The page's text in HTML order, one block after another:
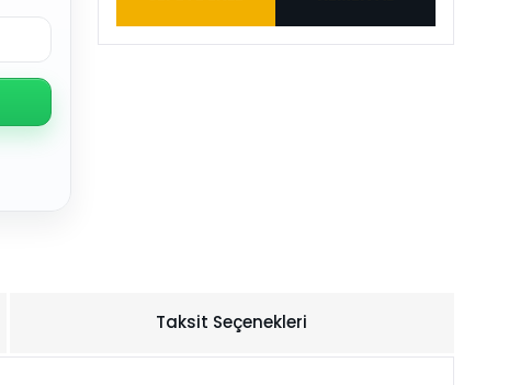
Taksit Seçenekleri